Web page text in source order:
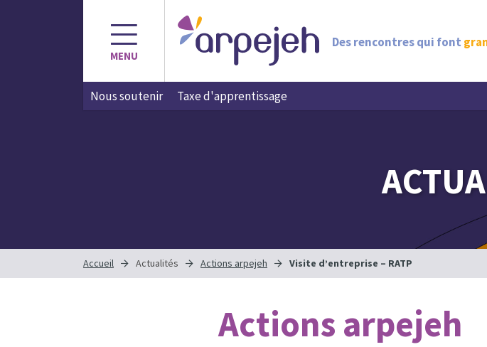
MENU
Des rencontres qui font
Nous soutenir Taxe d'apprentissage
Accueil Actualités Actions arpejeh Visite d’entreprise – RATP
Actions arpejeh